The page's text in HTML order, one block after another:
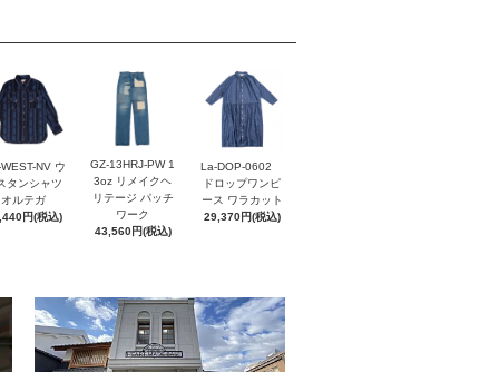
NV ウ
タンシャツ
オルテガ
円(税込)
GZ-13HRJ-PW 1
3oz リメイクヘ
リテージ パッチ
ワーク
43,560円(税込)
La-DOP-0602
ドロップワンピ
ース ワラカット
29,370円(税込)